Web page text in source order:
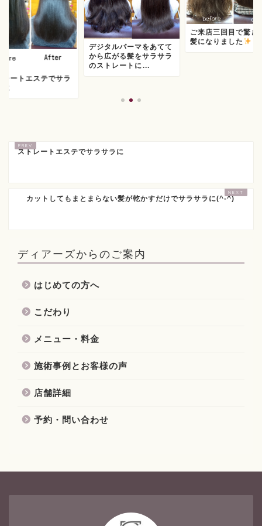
レートエステでサラ
に
デジタルパーマをあてて
から広がる髪をサラサラ
のストレートに...
ご来店三回目で驚き
髪になりました
ストレートエステでサラサラに
カットしてもまとまらない髪が乾かすだけでサラサラに(^-^)
ディアーズからのご案内
はじめての方へ
こだわり
メニュー・料金
施術事例とお客様の声
店舗詳細
予約・問い合わせ